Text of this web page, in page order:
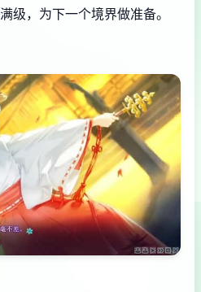
级，为下一个境界做准备。